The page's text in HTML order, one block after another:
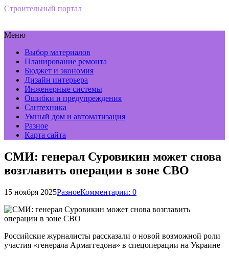
Строительный портал
Меню
Выбор материалов
Планирование ремонта
Бюджет и экономия
Дизайн интерьера
Инженерные системы
Ошибки и предупреждения
Сантехника
Умный дом и автоматизация
Разное
Карта сайта
СМИ: генерал Суровикин может снова
возглавить операции в зоне СВО
15 ноября 2025РазноеКомментарии: 0
Российские журналисты рассказали о новой возможной роли
участия «генерала Армаггедона» в спецоперации на Украине